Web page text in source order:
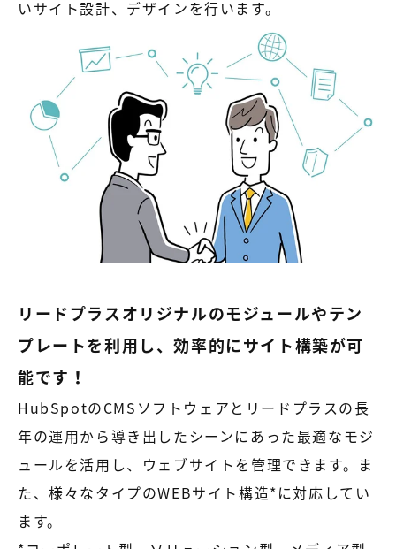
いサイト設計、デザインを行います。
リードプラスオリジナルのモジュールやテン
プレートを利用し、効率的にサイト構築が可
能です！
HubSpotのCMSソフトウェアとリードプラスの長
年の運用から導き出したシーンにあった最適なモジ
ュールを活用し、ウェブサイトを管理できます。ま
た、様々なタイプのWEBサイト構造*に対応してい
ます。